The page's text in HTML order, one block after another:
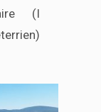
(I